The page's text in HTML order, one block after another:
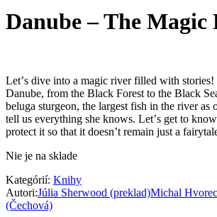
Danube – The Magic
Let’s dive into a magic river filled with stories!
Danube, from the Black Forest to the Black
beluga sturgeon, the largest fish in the river as
tell us everything she knows. Let’s get to
protect it so that it doesn’t remain just a
Nie je na sklade
Kategórií: Knihy
Autori:Júlia Sherwood (preklad)Michal
(Čechová)